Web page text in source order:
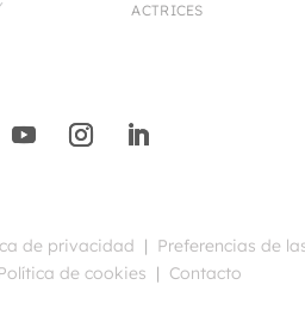
ACTRICES
de privacidad | Preferencias de
de cookies | Contacto